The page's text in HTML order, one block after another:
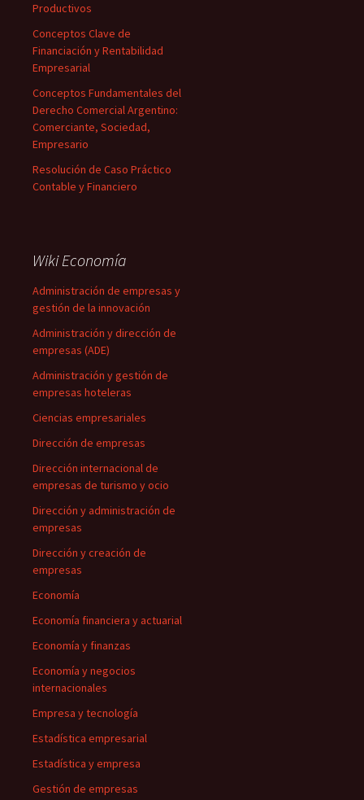
Productivos
Conceptos Clave de
Financiación y Rentabilidad
Empresarial
Conceptos Fundamentales del
Derecho Comercial Argentino:
Comerciante, Sociedad,
Empresario
Resolución de Caso Práctico
Contable y Financiero
Wiki Economía
Administración de empresas y
gestión de la innovación
Administración y dirección de
empresas (ADE)
Administración y gestión de
empresas hoteleras
Ciencias empresariales
Dirección de empresas
Dirección internacional de
empresas de turismo y ocio
Dirección y administración de
empresas
Dirección y creación de
empresas
Economía
Economía financiera y actuarial
Economía y finanzas
Economía y negocios
internacionales
Empresa y tecnología
Estadística empresarial
Estadística y empresa
Gestión de empresas